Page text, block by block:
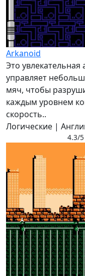
Arkanoid
Это увлекательная
управляет
мяч, чтобы
каждым уровнем
скорость..
Логические |
4.3/5